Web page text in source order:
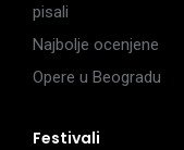
pisali
Najbolje ocenjene
Opere u Beogradu
Festivali